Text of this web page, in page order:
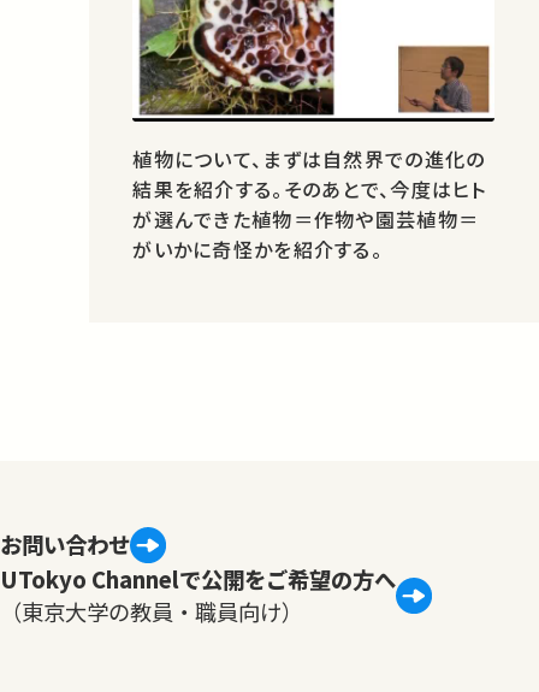
植物について、まずは自然界での進化の
結果を紹介する。そのあとで、今度はヒト
が選んできた植物＝作物や園芸植物＝
がいかに奇怪かを紹介する。
お問い合わせ
UTokyo Channelで公開をご希望の方へ
（東京大学の教員・職員向け）